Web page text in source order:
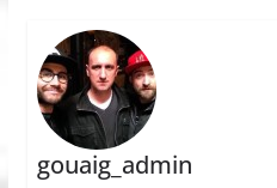
gouaig_admin